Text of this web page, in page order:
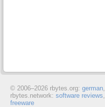
© 2006–2026 rbytes.org: german,
rbytes.network: software reviews,
freeware